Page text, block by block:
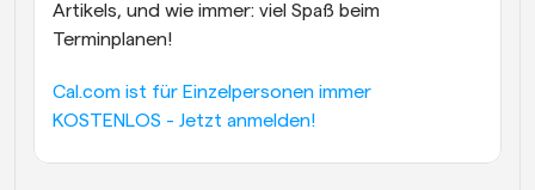
Artikels, und wie immer: viel Spaß beim
Terminplanen!
Cal.com ist für Einzelpersonen immer
KOSTENLOS - Jetzt anmelden!